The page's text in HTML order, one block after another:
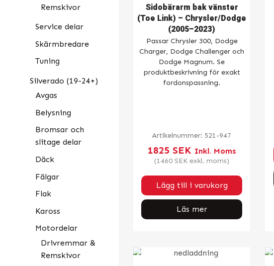
Remskivor
Service delar
Skärmbredare
Tuning
Silverado (19-24+)
Avgas
Belysning
Bromsar och
slitage delar
Däck
Fälgar
Flak
Kaross
Motordelar
Drivremmar &
Remskivor
Sidobärarm bak vänster
(Toe Link) – Chrysler/Dodge
(2005–2023)
Passar Chrysler 300, Dodge
Charger, Dodge Challenger och
Dodge Magnum. Se
produktbeskrivning för exakt
fordonspassning.
Artikelnummer: 521-947
1825 SEK Inkl. Moms
(1460 SEK exkl. moms)
Lägg till i varukorg
Läs mer